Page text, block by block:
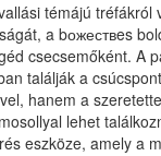
témájú tréfákról
a bожествes
csecsemőként. A
találják a
hanem a
lehet
eszköze, amely a